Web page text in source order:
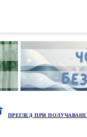
ПРЕГЛЕД ПРИ ПОЛУЧАВАНЕ